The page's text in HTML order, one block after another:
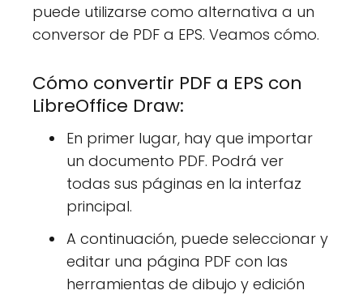
puede utilizarse como alternativa a un
conversor de PDF a EPS. Veamos cómo.
Cómo convertir PDF a EPS con
LibreOffice Draw:
En primer lugar, hay que importar
un documento PDF. Podrá ver
todas sus páginas en la interfaz
principal.
A continuación, puede seleccionar y
editar una página PDF con las
herramientas de dibujo y edición